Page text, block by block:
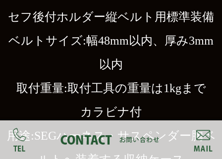
セフ後付ホルダー縦ベルト用標準装備
ベルトサイズ:幅48mm以内、厚み3mm
以内
取付重量:取付工具の重量は1kgまで
カラビナ付
用途:SEGハーネス・サスペンダー胸ベ